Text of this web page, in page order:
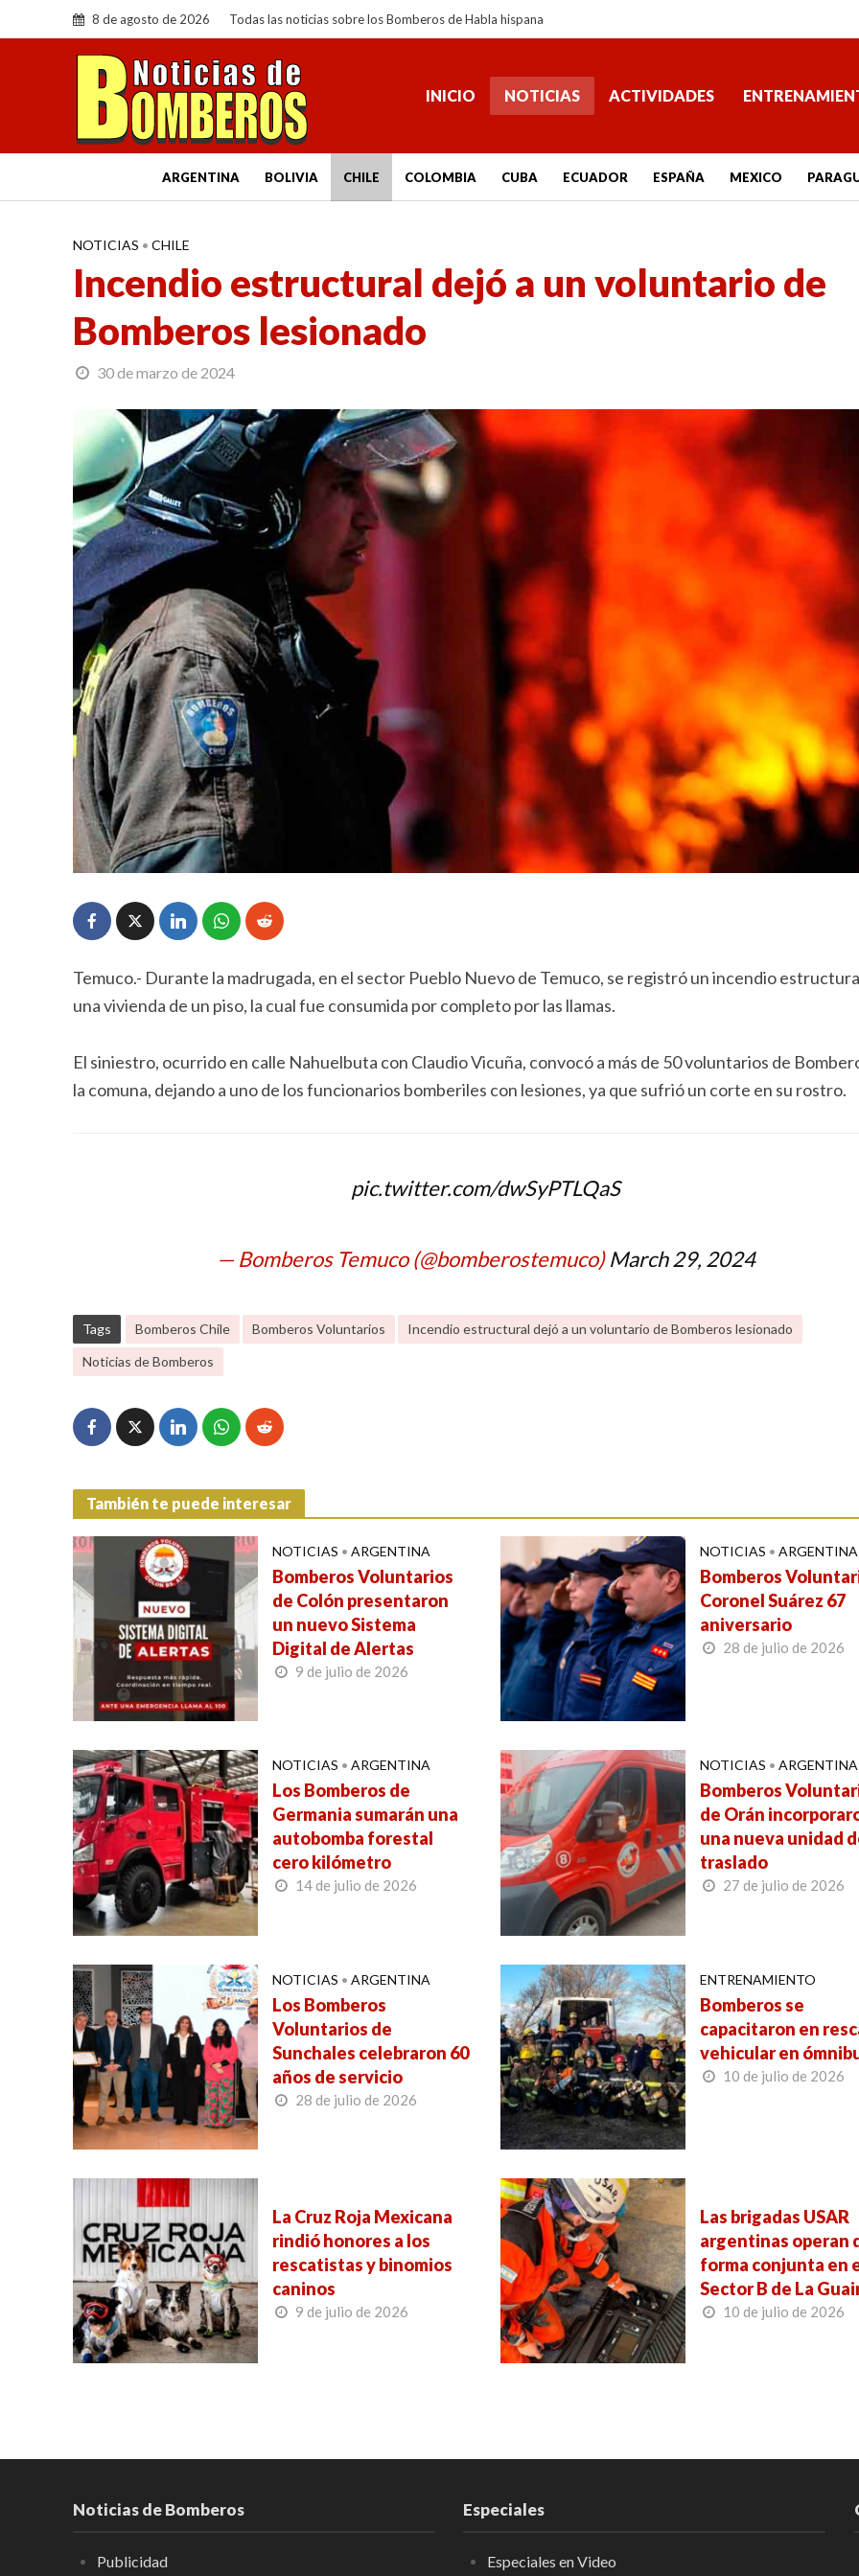
8 de agosto de 2026 Todas las noticias sobre los Bomberos de Habla hispana
INICIO NOTICIAS ACTIVIDADES
ARGENTINA BOLIVIA CHILE COLOMBIA CUBA ECUADOR ESPAÑA MEXICO
NOTICIAS • CHILE
Incendio estructural dejó a un voluntario de
Bomberos lesionado
30 de marzo de 2024
Temuco.- Durante la madrugada, en el sector Pueblo Nuevo de Temuco, se registró un incendio
una vivienda de un piso, la cual fue consumida por completo por las llamas.
El siniestro, ocurrido en calle Nahuelbuta con Claudio Vicuña, convocó a más de 50 voluntarios de
la comuna, dejando a uno de los funcionarios bomberiles con lesiones, ya que sufrió un corte en su rostro.
pic.twitter.com/dwSyPTLQaS
— Bomberos Temuco (@bomberostemuco)March 29, 2024
Tags Bomberos Chile Bomberos Voluntarios
Incendio estructural dejó a un voluntario de Bomberos lesionado
Noticias de Bomberos
También te puede interesar
NOTICIAS • ARGENTINA
Bomberos Voluntarios
de Colón presentaron
un nuevo Sistema
Digital de Alertas
9 de julio de 2026
NOTICIAS • ARGENTINA
Bomberos
Coronel Suárez 67
aniversario
28 de julio de 2026
NOTICIAS • ARGENTINA
Los Bomberos de
Germania sumarán una
autobomba forestal
cero kilómetro
14 de julio de 2026
NOTICIAS • ARGENTINA
Bomberos
de Orán
una nueva unidad
traslado
27 de julio de 2026
NOTICIAS • ARGENTINA
Los Bomberos
Voluntarios de
Sunchales celebraron 60
años de servicio
28 de julio de 2026
ENTRENAMIENTO
Bomberos se
capacitaron en
vehicular en
10 de julio de 2026
La Cruz Roja Mexicana
rindió honores a los
rescatistas y binomios
caninos
9 de julio de 2026
Las brigadas USAR
argentinas operan
forma conjunta en
Sector B de La
10 de julio de 2026
Noticias de Bomberos
Publicidad
Especiales
Especiales en Video